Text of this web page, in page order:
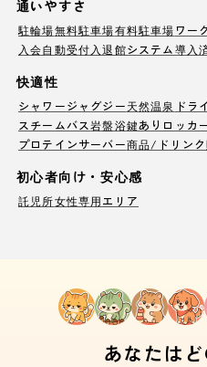
通いやすさ
駐輪場無料駐車場有料駐車場ワー
入会自動受付 入退館システム導入
快適性
シャワージャグジー天然温泉 ドラ
スチームバス岩盤浴鍵ありロッカ
プロテインサーバー商品/ドリン
初心者向け・安心感
託児所女性専用エリア
あなたは